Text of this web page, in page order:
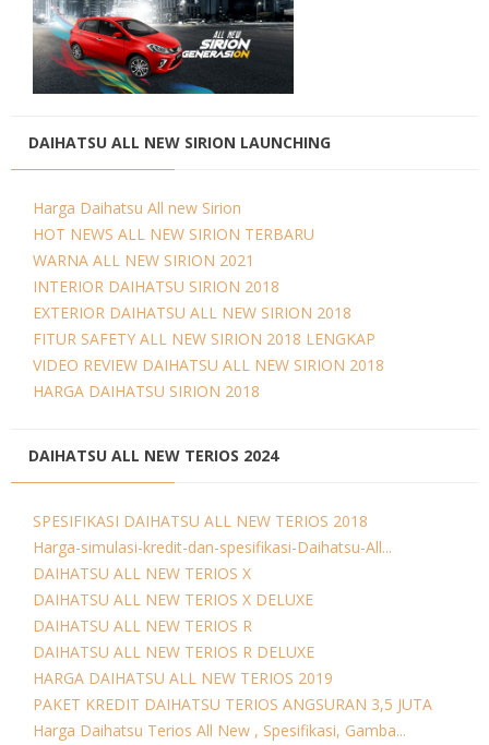
DAIHATSU ALL NEW SIRION LAUNCHING
Harga Daihatsu All new Sirion
HOT NEWS ALL NEW SIRION TERBARU
WARNA ALL NEW SIRION 2021
INTERIOR DAIHATSU SIRION 2018
EXTERIOR DAIHATSU ALL NEW SIRION 2018
FITUR SAFETY ALL NEW SIRION 2018 LENGKAP
VIDEO REVIEW DAIHATSU ALL NEW SIRION 2018
HARGA DAIHATSU SIRION 2018
DAIHATSU ALL NEW TERIOS 2024
SPESIFIKASI DAIHATSU ALL NEW TERIOS 2018
Harga-simulasi-kredit-dan-spesifikasi-Daihatsu-All...
DAIHATSU ALL NEW TERIOS X
DAIHATSU ALL NEW TERIOS X DELUXE
DAIHATSU ALL NEW TERIOS R
DAIHATSU ALL NEW TERIOS R DELUXE
HARGA DAIHATSU ALL NEW TERIOS 2019
PAKET KREDIT DAIHATSU TERIOS ANGSURAN 3,5 JUTA
Harga Daihatsu Terios All New , Spesifikasi, Gamba...